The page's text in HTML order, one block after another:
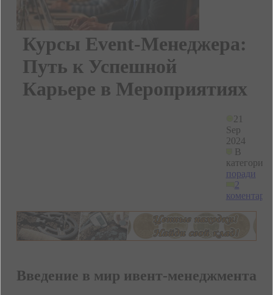
Курсы Event-Менеджера:
Путь к Успешной
Карьере в Мероприятиях
21
Sep
2024
В
категории
поради
2
коментарі
Введение в мир ивент-менеджмента